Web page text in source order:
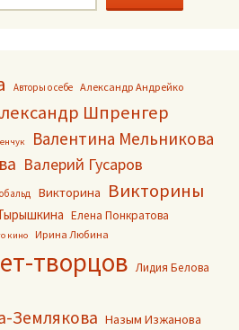
Авторы о себе Александр Андрейко
Шпренгер
Валентина Мельникова
Валерий Гусаров
Викторина Викторины
Елена Понкратова
кино Ирина Любина
творцов Лидия Белова
Землякова Назым Изжанова